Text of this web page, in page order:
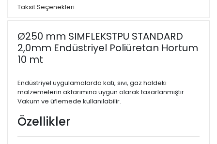
Taksit Seçenekleri
Ø250 mm SIMFLEKSTPU STANDARD
2,0mm Endüstriyel Poliüretan Hortum
10 mt
Endüstriyel uygulamalarda katı, sıvı, gaz haldeki
malzemelerin aktarımına uygun olarak tasarlanmıştır.
Vakum ve üflemede kullanılabilir.
Özellikler